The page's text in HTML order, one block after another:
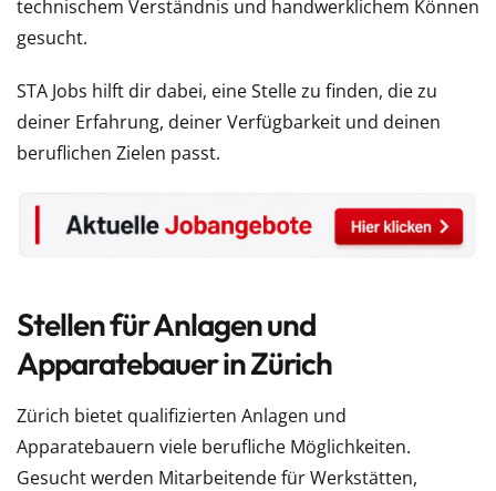
technischem Verständnis und handwerklichem Können
gesucht.
STA Jobs hilft dir dabei, eine Stelle zu finden, die zu
deiner Erfahrung, deiner Verfügbarkeit und deinen
beruflichen Zielen passt.
Stellen für Anlagen und
Apparatebauer in Zürich
Zürich bietet qualifizierten Anlagen und
Apparatebauern viele berufliche Möglichkeiten.
Gesucht werden Mitarbeitende für Werkstätten,